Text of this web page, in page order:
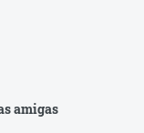
amigas